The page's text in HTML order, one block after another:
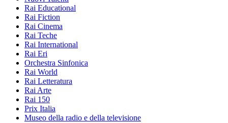
Rai Educational
Rai Fiction
Rai Cinema
Rai Teche
Rai International
Rai Eri
Orchestra Sinfonica
Rai World
Rai Letteratura
Rai Arte
Rai 150
Prix Italia
Museo della radio e della televisione